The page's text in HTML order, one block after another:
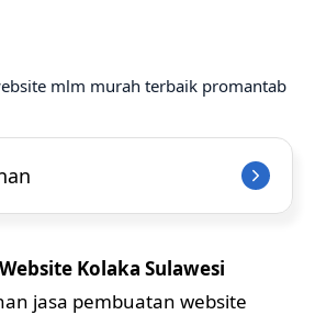
Kolaka Sulawesi
jasa pembuatan website